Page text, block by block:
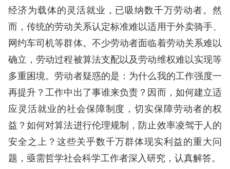
经济为载体的灵活就业，已吸纳数千万劳动者。然
而，传统的劳动关系认定标准难以适用于外卖骑手、
网约车司机等群体。不少劳动者面临着劳动关系难以
确立，劳动过程被算法支配以及劳动维权难以实现等
多重困境。劳动者疑惑的是：为什么我的工作强度一
再提升？工作中出了事谁来负责？因而，如何建立适
应灵活就业的社会保障制度，切实保障劳动者的权
益？如何对算法进行伦理规制，防止效率凌驾于人的
安全之上？这些关乎数千万群体现实利益的重大问
题，亟需哲学社会科学工作者深入研究，认真解答。